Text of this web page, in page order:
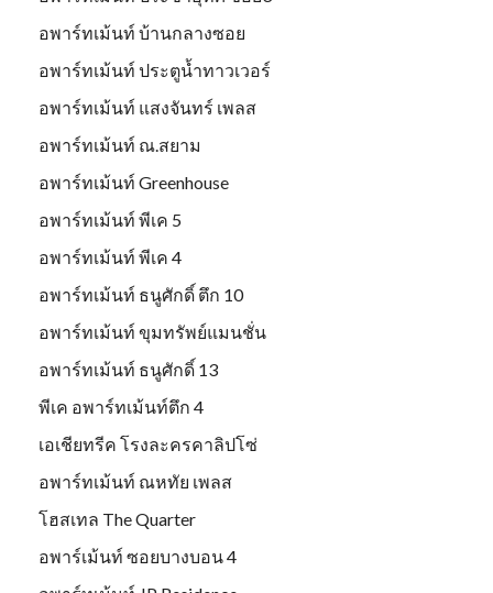
อพาร์ทเม้นท์ บ้านกลางซอย
อพาร์ทเม้นท์ ประตูน้ำทาวเวอร์
อพาร์ทเม้นท์ แสงจันทร์ เพลส
อพาร์ทเม้นท์ ณ.สยาม
อพาร์ทเม้นท์ Greenhouse
อพาร์ทเม้นท์ พีเค 5
อพาร์ทเม้นท์ พีเค 4
อพาร์ทเม้นท์ ธนูศักดิ์ ตึก 10
อพาร์ทเม้นท์ ขุมทรัพย์แมนชั่น
อพาร์ทเม้นท์ ธนูศักดิ์ 13
พีเค อพาร์ทเม้นท์ตึก 4
เอเชียทรีค โรงละครคาลิปโซ่
อพาร์ทเม้นท์ ณหทัย เพลส
โฮสเทล The Quarter
อพาร์เม้นท์ ซอยบางบอน 4